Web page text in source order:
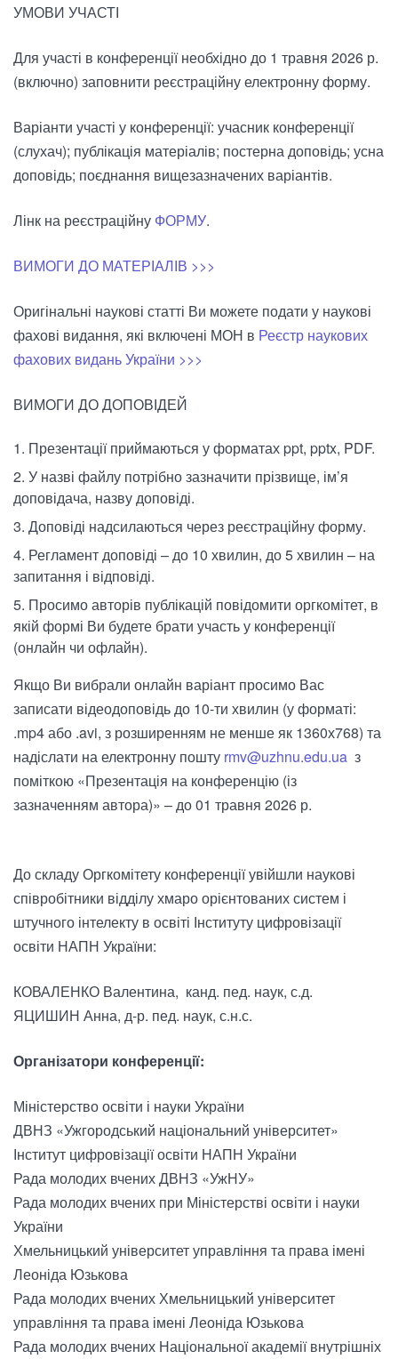
УМОВИ УЧАСТІ
Для участі в конференції необхідно до 1 травня 2026 р.
(включно) заповнити реєстраційну електронну форму.
Варіанти участі у конференції: учасник конференції
(слухач); публікація матеріалів; постерна доповідь; усна
доповідь; поєднання вищезазначених варіантів.
Лінк на реєстраційну ФОРМУ.
ВИМОГИ ДО МАТЕРІАЛІВ >>>
Оригінальні наукові статті Ви можете подати у наукові
фахові видання, які включені МОН в Реєстр наукових
фахових видань України >>>
ВИМОГИ ДО ДОПОВІДЕЙ
Презентації приймаються у форматах ppt, pptx, PDF.
У назві файлу потрібно зазначити прізвище, ім’я
доповідача, назву доповіді.
Доповіді надсилаються через реєстраційну форму.
Регламент доповіді – до 10 хвилин, до 5 хвилин – на
запитання і відповіді.
Просимо авторів публікацій повідомити оргкомітет, в
якій формі Ви будете брати участь у конференції
(онлайн чи офлайн).
Якщо Ви вибрали онлайн варіант просимо Вас
записати відеодоповідь до 10-ти хвилин (у форматі:
.mp4 або .avi, з розширенням не менше як 1360х768) та
надіслати на електронну пошту rmv@uzhnu.edu.ua з
поміткою «Презентація на конференцію (із
зазначенням автора)» – до 01 травня 2026 р.
До складу Оргкомітету конференції увійшли наукові
співробітники відділу хмаро орієнтованих систем і
штучного інтелекту в освіті Інституту цифровізації
освіти НАПН України:
КОВАЛЕНКО Валентина, канд. пед. наук, с.д.
ЯЦИШИН Анна, д-р. пед. наук, с.н.с.
Організатори конференції:
Міністерство освіти і науки України
ДВНЗ «Ужгородський національний університет»
Інститут цифровізації освіти НАПН України
Рада молодих вчених ДВНЗ «УжНУ»
Рада молодих вчених при Міністерстві освіти і науки
України
Хмельницький університет управління та права імені
Леоніда Юзькова
Рада молодих вчених Хмельницький університет
управління та права імені Леоніда Юзькова
Рада молодих вчених Національної академії внутрішніх